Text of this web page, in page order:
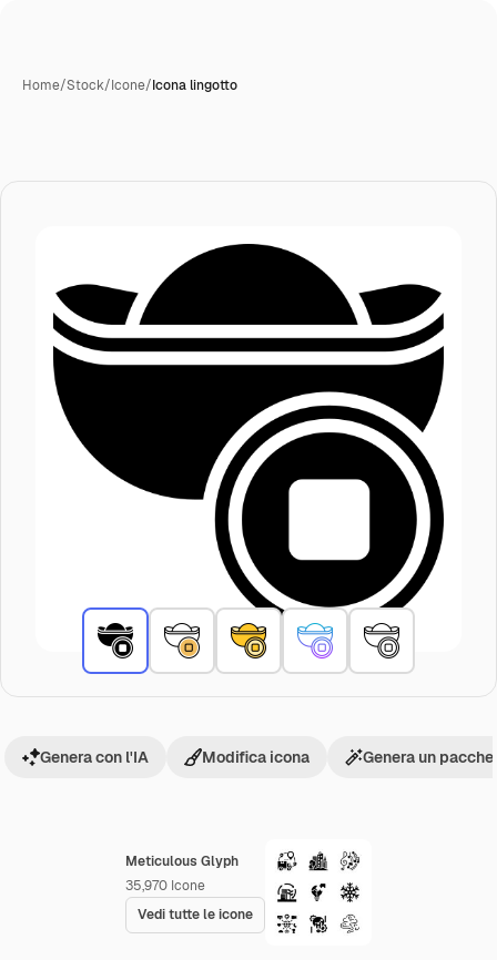
Home/Stock/Icone/Icona lingotto
Meticulous Glyph
35,970 Icone
Vedi tutte le icone
Genera con l'IA Modifica icona Genera un